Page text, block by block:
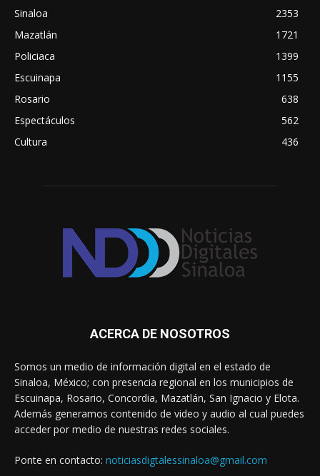
Sinaloa
2353
Mazatlán
1721
Policiaca
1399
Escuinapa
1155
Rosario
638
Espectáculos
562
Cultura
436
ACERCA DE NOSOTROS
Somos un medio de información digital en el estado de
Sinaloa, México; con presencia regional en los municipios de
Escuinapa, Rosario, Concordia, Mazatlán, San Ignacio y Elota.
Además generamos contenido de video y audio al cual puedes
acceder por medio de nuestras redes sociales.
Ponte en contacto: noticiasdigtalessinaloa@gmail.com